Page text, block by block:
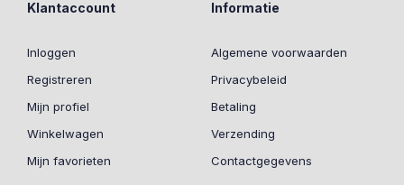
Klantaccount
Inloggen
Registreren
Mijn profiel
Winkelwagen
Mijn favorieten
Informatie
Algemene voorwaarden
Privacybeleid
Betaling
Verzending
Contactgegevens